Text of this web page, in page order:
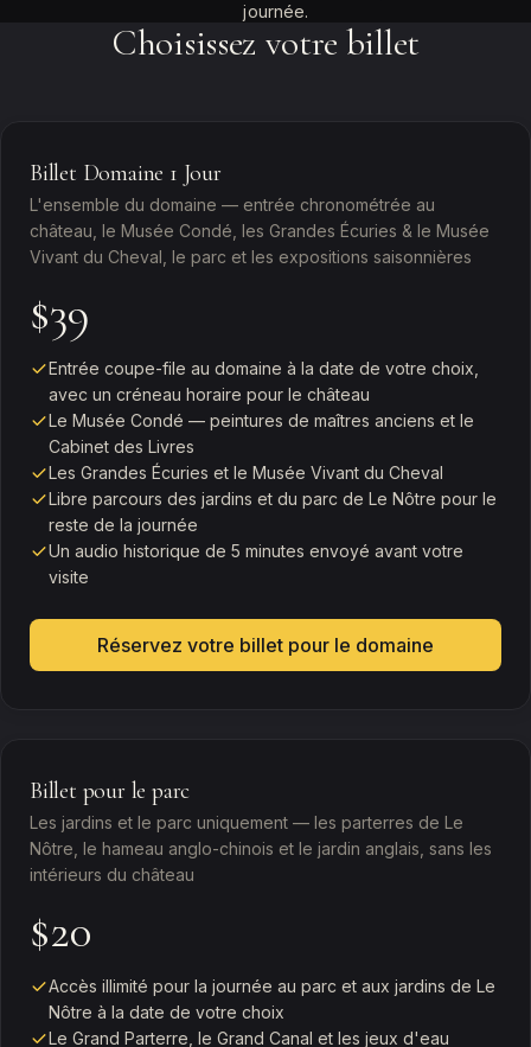
journée.
Choisissez votre billet
Billet Domaine 1 Jour
L'ensemble du domaine — entrée chronométrée au
château, le Musée Condé, les Grandes Écuries & le Musée
Vivant du Cheval, le parc et les expositions saisonnières
$39
Entrée coupe-file au domaine à la date de votre choix,
avec un créneau horaire pour le château
Le Musée Condé — peintures de maîtres anciens et le
Cabinet des Livres
Les Grandes Écuries et le Musée Vivant du Cheval
Libre parcours des jardins et du parc de Le Nôtre pour le
reste de la journée
Un audio historique de 5 minutes envoyé avant votre
visite
Réservez votre billet pour le domaine
Billet pour le parc
Les jardins et le parc uniquement — les parterres de Le
Nôtre, le hameau anglo-chinois et le jardin anglais, sans les
intérieurs du château
$20
Accès illimité pour la journée au parc et aux jardins de Le
Nôtre à la date de votre choix
Le Grand Parterre, le Grand Canal et les jeux d'eau